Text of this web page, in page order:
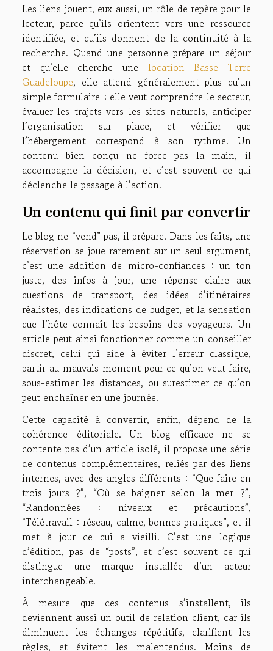
Les liens jouent, eux aussi, un rôle de repère pour le
lecteur, parce qu’ils orientent vers une ressource
identifiée, et qu’ils donnent de la continuité à la
recherche. Quand une personne prépare un séjour
et qu’elle cherche une location Basse Terre
Guadeloupe, elle attend généralement plus qu’un
simple formulaire : elle veut comprendre le secteur,
évaluer les trajets vers les sites naturels, anticiper
l’organisation sur place, et vérifier que
l’hébergement correspond à son rythme. Un
contenu bien conçu ne force pas la main, il
accompagne la décision, et c’est souvent ce qui
déclenche le passage à l’action.
Un contenu qui finit par convertir
Le blog ne “vend” pas, il prépare. Dans les faits, une
réservation se joue rarement sur un seul argument,
c’est une addition de micro-confiances : un ton
juste, des infos à jour, une réponse claire aux
questions de transport, des idées d’itinéraires
réalistes, des indications de budget, et la sensation
que l’hôte connaît les besoins des voyageurs. Un
article peut ainsi fonctionner comme un conseiller
discret, celui qui aide à éviter l’erreur classique,
partir au mauvais moment pour ce qu’on veut faire,
sous-estimer les distances, ou surestimer ce qu’on
peut enchaîner en une journée.
Cette capacité à convertir, enfin, dépend de la
cohérence éditoriale. Un blog efficace ne se
contente pas d’un article isolé, il propose une série
de contenus complémentaires, reliés par des liens
internes, avec des angles différents : “Que faire en
trois jours ?”, “Où se baigner selon la mer ?”,
“Randonnées : niveaux et précautions”,
“Télétravail : réseau, calme, bonnes pratiques”, et il
met à jour ce qui a vieilli. C’est une logique
d’édition, pas de “posts”, et c’est souvent ce qui
distingue une marque installée d’un acteur
interchangeable.
À mesure que ces contenus s’installent, ils
deviennent aussi un outil de relation client, car ils
diminuent les échanges répétitifs, clarifient les
règles, et évitent les malentendus. Moins de